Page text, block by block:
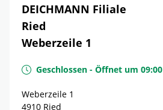
DEICHMANN Filiale
Ried
Weberzeile 1
Geschlossen - Öffnet um 09:00
Weberzeile 1
4910 Ried